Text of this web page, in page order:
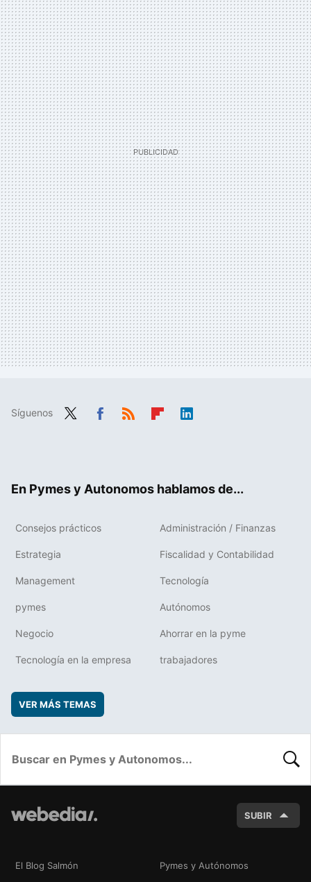
Síguenos
En Pymes y Autonomos hablamos de...
Consejos prácticos Administración / Finanzas
Estrategia Fiscalidad y Contabilidad
Management Tecnología
pymes Autónomos
Negocio Ahorrar en la pyme
Tecnología en la empresa trabajadores
VER MÁS TEMAS
SUBIR
El Blog Salmón Pymes y Autónomos